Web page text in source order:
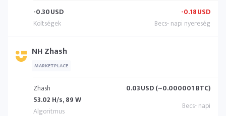
-0.30USD -0.18USD
NH Zhash
MARKETPLACE
Zhash
53.02 H/s, 89 W
0.03USD (~0.000001 BTC)